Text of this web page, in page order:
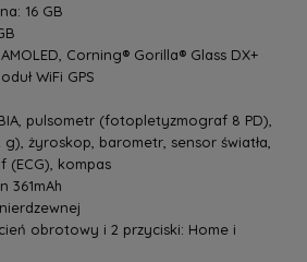
16 GB
Corning® Gorilla® Glass DX+
WiFi GPS
pulsometr (fotopletyzmograf 8 PD),
żyroskop, barometr, sensor światła,
kompas
361mAh
obrotowy i 2 przyciski: Home i